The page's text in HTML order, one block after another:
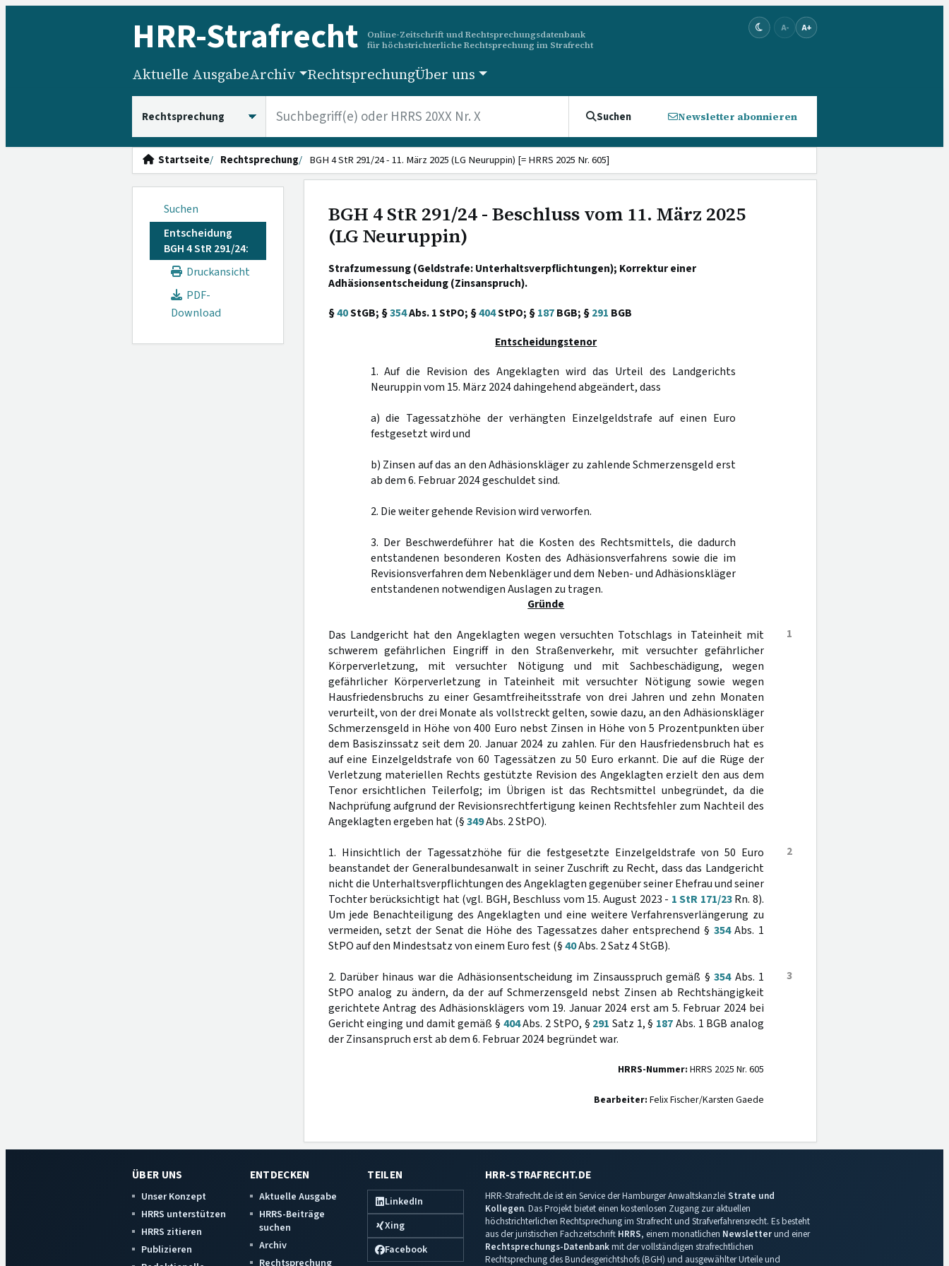
HRR-Strafrecht
Online-Zeitschrift und Rechtsprechungsdatenbank
für höchstrichterliche Rechtsprechung im Strafrecht
A- A+
Aktuelle AusgabeArchiv RechtsprechungÜber uns
Suchen Newsletter abonnieren
Startseite Rechtsprechung BGH 4 StR 291/24 - 11. März 2025 (LG Neuruppin) [= HRRS 2025 Nr. 605]
Suchen
Entscheidung
BGH 4 StR 291/24:
Druckansicht
PDF-
Download
BGH 4 StR 291/24 - Beschluss vom 11. März 2025
(LG Neuruppin)
Strafzumessung (Geldstrafe: Unterhaltsverpflichtungen); Korrektur einer
Adhäsionsentscheidung (Zinsanspruch).
§40StGB; §354Abs. 1 StPO; §404StPO; §187BGB; §291 BGB
Entscheidungstenor
1. Auf die Revision des Angeklagten wird das Urteil des Landgerichts
Neuruppin vom 15. März 2024 dahingehend abgeändert, dass
a) die Tagessatzhöhe der verhängten Einzelgeldstrafe auf einen Euro
festgesetzt wird und
b) Zinsen auf das an den Adhäsionskläger zu zahlende Schmerzensgeld erst
ab dem 6. Februar 2024 geschuldet sind.
2. Die weiter gehende Revision wird verworfen.
3. Der Beschwerdeführer hat die Kosten des Rechtsmittels, die dadurch
entstandenen besonderen Kosten des Adhäsionsverfahrens sowie die im
Revisionsverfahren dem Nebenkläger und dem Neben- und Adhäsionskläger
entstandenen notwendigen Auslagen zu tragen.
Gründe
1
Das Landgericht hat den Angeklagten wegen versuchten Totschlags in Tateinheit mit
schwerem gefährlichen Eingriff in den Straßenverkehr, mit versuchter gefährlicher
Körperverletzung, mit versuchter Nötigung und mit Sachbeschädigung, wegen
gefährlicher Körperverletzung in Tateinheit mit versuchter Nötigung sowie wegen
Hausfriedensbruchs zu einer Gesamtfreiheitsstrafe von drei Jahren und zehn Monaten
verurteilt, von der drei Monate als vollstreckt gelten, sowie dazu, an den Adhäsionskläger
Schmerzensgeld in Höhe von 400 Euro nebst Zinsen in Höhe von 5 Prozentpunkten über
dem Basiszinssatz seit dem 20. Januar 2024 zu zahlen. Für den Hausfriedensbruch hat es
auf eine Einzelgeldstrafe von 60 Tagessätzen zu 50 Euro erkannt. Die auf die Rüge der
Verletzung materiellen Rechts gestützte Revision des Angeklagten erzielt den aus dem
Tenor ersichtlichen Teilerfolg; im Übrigen ist das Rechtsmittel unbegründet, da die
Nachprüfung aufgrund der Revisionsrechtfertigung keinen Rechtsfehler zum Nachteil des
Angeklagten ergeben hat (§349Abs. 2 StPO).
2
1. Hinsichtlich der Tagessatzhöhe für die festgesetzte Einzelgeldstrafe von 50 Euro
beanstandet der Generalbundesanwalt in seiner Zuschrift zu Recht, dass das Landgericht
nicht die Unterhaltsverpflichtungen des Angeklagten gegenüber seiner Ehefrau und seiner
Tochter berücksichtigt hat (vgl. BGH, Beschluss vom 15. August 2023 - 1 StR 171/23Rn. 8).
Um jede Benachteiligung des Angeklagten und eine weitere Verfahrensverlängerung zu
vermeiden, setzt der Senat die Höhe des Tagessatzes daher entsprechend § 354Abs. 1
StPO auf den Mindestsatz von einem Euro fest (§40Abs. 2 Satz 4 StGB).
3
2. Darüber hinaus war die Adhäsionsentscheidung im Zinsausspruch gemäß §354Abs. 1
StPO analog zu ändern, da der auf Schmerzensgeld nebst Zinsen ab Rechtshängigkeit
gerichtete Antrag des Adhäsionsklägers vom 19. Januar 2024 erst am 5. Februar 2024 bei
Gericht einging und damit gemäß § 404Abs. 2 StPO, § 291 Satz 1, § 187Abs. 1 BGB analog
der Zinsanspruch erst ab dem 6. Februar 2024 begründet war.
HRRS-Nummer: HRRS 2025 Nr. 605
Bearbeiter: Felix Fischer/Karsten Gaede
ÜBER UNS
Unser Konzept
HRRS unterstützen
HRRS zitieren
Publizieren
ENTDECKEN
Aktuelle Ausgabe
HRRS-Beiträge
suchen
Archiv
Rechtsprechung
TEILEN
LinkedIn
Xing
Facebook
HRR-STRAFRECHT.DE
HRR-Strafrecht.de ist ein Service der Hamburger Anwaltskanzlei Strate und
Kollegen. Das Projekt bietet einen kostenlosen Zugang zur aktuellen
höchstrichterlichen Rechtsprechung im Strafrecht und Strafverfahrensrecht. Es besteht
aus der juristischen Fachzeitschrift HRRS, einem monatlichen Newsletterund einer
Rechtsprechungs-Datenbankmit der vollständigen strafrechtlichen
Rechtsprechung des Bundesgerichtshofs (BGH) und ausgewählter Urteile und